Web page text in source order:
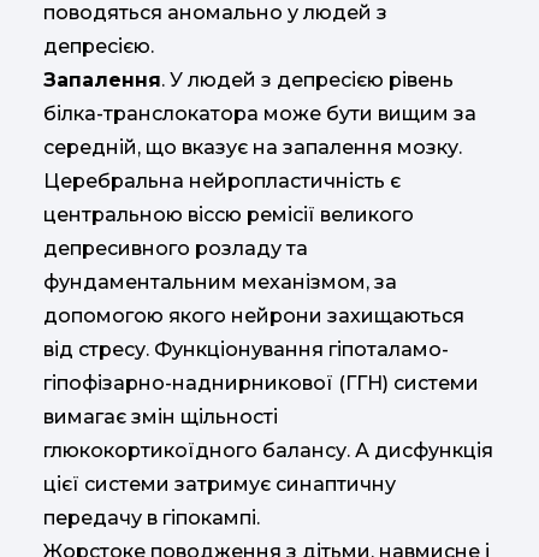
поводяться аномально у людей з
депресією.
Запалення. У людей з депресією рівень
білка-транслокатора може бути вищим за
середній, що вказує на запалення мозку.
Церебральна нейропластичність є
центральною віссю ремісії великого
депресивного розладу та
фундаментальним механізмом, за
допомогою якого нейрони захищаються
від стресу. Функціонування гіпоталамо-
гіпофізарно-наднирникової (ГГН) системи
вимагає змін щільності
глюкокортикоїдного балансу. А дисфункція
цієї системи затримує синаптичну
передачу в гіпокампі.
Жорстоке поводження з дітьми, навмисне і